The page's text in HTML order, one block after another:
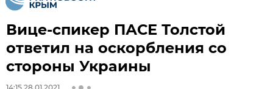
Вице-спикер ПАСЕ Толстой
ответил на оскорбления со
стороны Украины